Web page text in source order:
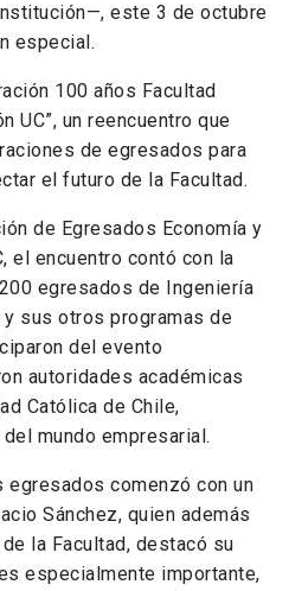
este 3 de octubre
especial.
100 años Facultad
UC”, un reencuentro que
de egresados para
el futuro de la Facultad.
de Egresados Economía y
el encuentro contó con la
egresados de Ingeniería
y sus otros programas de
del evento
autoridades académicas
Católica de Chile,
mundo empresarial.
egresados comenzó con un
Sánchez, quien además
la Facultad, destacó su
especialmente importante,